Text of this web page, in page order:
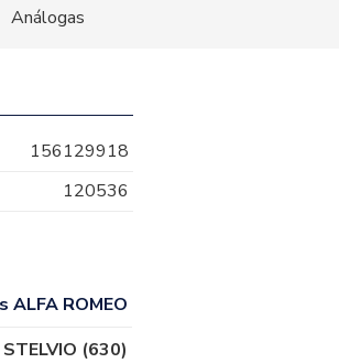
Análogas
156129918
120536
ALFA ROMEO
STELVIO (630)